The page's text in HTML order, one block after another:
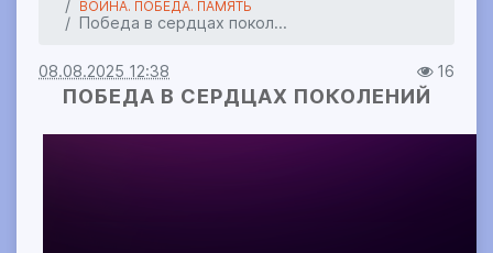
ВОЙНА. ПОБЕДА. ПАМЯТЬ
Победа в сердцах покол...
08.08.2025 12:38 16
ПОБЕДА В СЕРДЦАХ ПОКОЛЕНИЙ